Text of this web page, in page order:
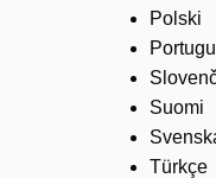
Polski
Suomi
Türkçe